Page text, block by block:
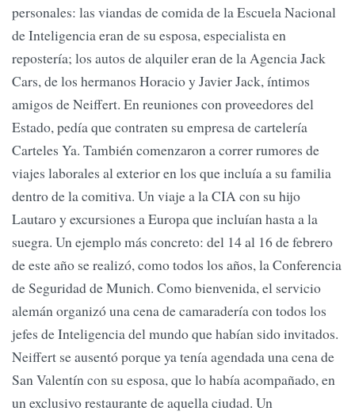
personales: las viandas de comida de la Escuela Nacional
de Inteligencia eran de su esposa, especialista en
repostería; los autos de alquiler eran de la Agencia Jack
Cars, de los hermanos Horacio y Javier Jack, íntimos
amigos de Neiffert. En reuniones con proveedores del
Estado, pedía que contraten su empresa de cartelería
Carteles Ya. También comenzaron a correr rumores de
viajes laborales al exterior en los que incluía a su familia
dentro de la comitiva. Un viaje a la CIA con su hijo
Lautaro y excursiones a Europa que incluían hasta a la
suegra. Un ejemplo más concreto: del 14 al 16 de febrero
de este año se realizó, como todos los años, la Conferencia
de Seguridad de Munich. Como bienvenida, el servicio
alemán organizó una cena de camaradería con todos los
jefes de Inteligencia del mundo que habían sido invitados.
Neiffert se ausentó porque ya tenía agendada una cena de
San Valentín con su esposa, que lo había acompañado, en
un exclusivo restaurante de aquella ciudad. Un